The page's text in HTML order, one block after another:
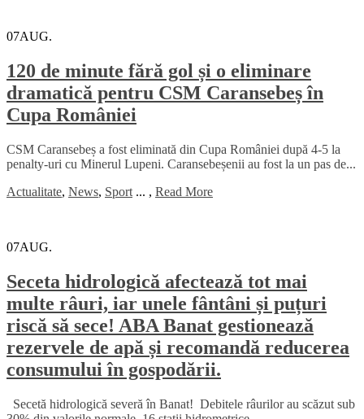
07AUG.
120 de minute fără gol și o eliminare
dramatică pentru CSM Caransebeș în
Cupa României
CSM Caransebeș a fost eliminată din Cupa României după 4-5 la
penalty-uri cu Minerul Lupeni. Caransebeșenii au fost la un pas de...
Actualitate, News, Sport ... , Read More
07AUG.
Seceta hidrologică afectează tot mai
multe râuri, iar unele fântâni și puțuri
riscă să sece! ABA Banat gestionează
rezervele de apă și recomandă reducerea
consumului în gospodării.
Secetă hidrologică severă în Banat! Debitele râurilor au scăzut sub